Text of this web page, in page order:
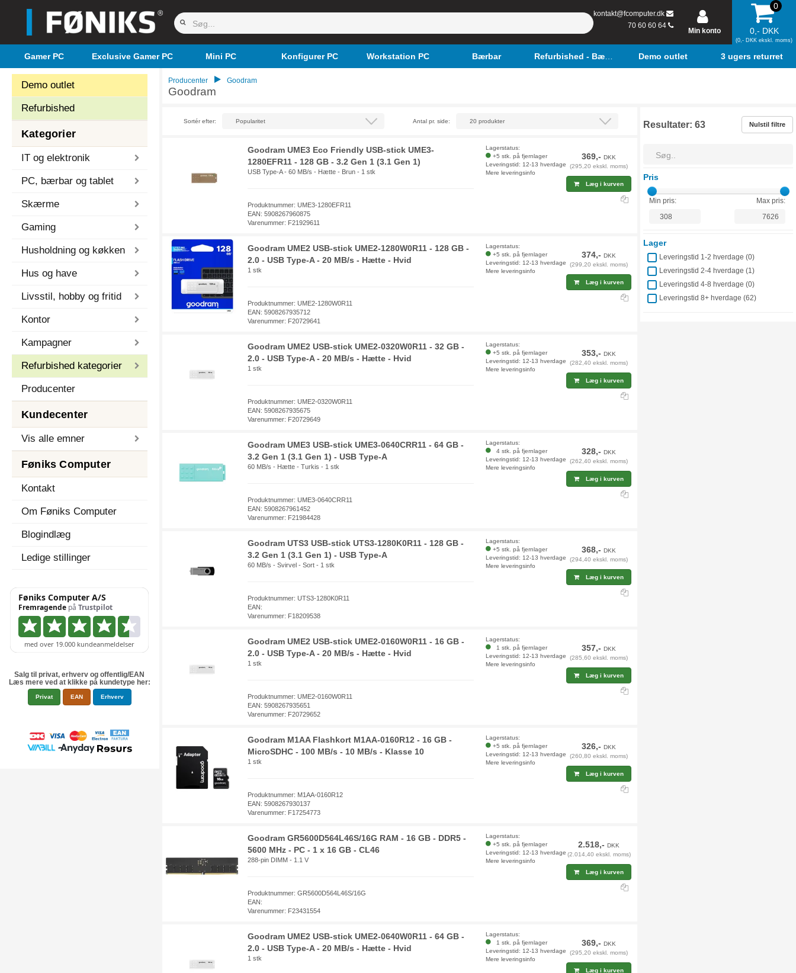
kontakt@fcomputer.dk
70 60 60 64
Min konto
0
0,- DKK
(0,- DKK ekskl. moms)
Gamer PC Exclusive Gamer PC Mini PC Konfigurer PC Workstation PC Bærbar Refurbished - Bærbar Demo outlet 3 ugers returret
Demo outlet
Refurbished
Kategorier
IT og elektronik
PC, bærbar og tablet
Skærme
Gaming
Husholdning og køkken
Hus og have
Livsstil, hobby og fritid
Kontor
Kampagner
Refurbished kategorier
Producenter
Kundecenter
Vis alle emner
Føniks Computer
Kontakt
Om Føniks Computer
Blogindlæg
Ledige stillinger
Salg til privat, erhverv og offentlig/EAN
Læs mere ved at klikke på kundetype her:
Privat EAN Erhverv
Producenter Goodram
Goodram
Resultater:63 Nulstil filtre
Pris
Min pris: Max pris:
Lager
Leveringstid 1-2 hverdage (0)
Leveringstid 2-4 hverdage (1)
Leveringstid 4-8 hverdage (0)
Leveringstid 8+ hverdage (62)
Sortér efter: Antal pr. side:
Goodram UME3 Eco Friendly USB-stick UME3-
1280EFR11 - 128 GB - 3.2 Gen 1 (3.1 Gen 1)
USB Type-A - 60 MB/s - Hætte - Brun - 1 stk
Produktnummer: UME3-1280EFR11
EAN: 5908267960875
Varenummer: F21929611
Lagerstatus:
+5 stk. på fjernlager
Leveringstid: 12-13 hverdage
Mere leveringsinfo
369,-DKK
(295,20 ekskl. moms)
Læg i kurven
Goodram UME2 USB-stick UME2-1280W0R11 - 128 GB -
2.0 - USB Type-A - 20 MB/s - Hætte - Hvid
1 stk
Produktnummer: UME2-1280W0R11
EAN: 5908267935712
Varenummer: F20729641
Lagerstatus:
+5 stk. på fjernlager
Leveringstid: 12-13 hverdage
Mere leveringsinfo
374,-DKK
(299,20 ekskl. moms)
Læg i kurven
Goodram UME2 USB-stick UME2-0320W0R11 - 32 GB -
2.0 - USB Type-A - 20 MB/s - Hætte - Hvid
1 stk
Produktnummer: UME2-0320W0R11
EAN: 5908267935675
Varenummer: F20729649
Lagerstatus:
+5 stk. på fjernlager
Leveringstid: 12-13 hverdage
Mere leveringsinfo
353,-DKK
(282,40 ekskl. moms)
Læg i kurven
Goodram UME3 USB-stick UME3-0640CRR11 - 64 GB -
3.2 Gen 1 (3.1 Gen 1) - USB Type-A
60 MB/s - Hætte - Turkis - 1 stk
Produktnummer: UME3-0640CRR11
EAN: 5908267961452
Varenummer: F21984428
Lagerstatus:
4 stk. på fjernlager
Leveringstid: 12-13 hverdage
Mere leveringsinfo
328,-DKK
(262,40 ekskl. moms)
Læg i kurven
Goodram UTS3 USB-stick UTS3-1280K0R11 - 128 GB -
3.2 Gen 1 (3.1 Gen 1) - USB Type-A
60 MB/s - Svirvel - Sort - 1 stk
Produktnummer: UTS3-1280K0R11
EAN:
Varenummer: F18209538
Lagerstatus:
+5 stk. på fjernlager
Leveringstid: 12-13 hverdage
Mere leveringsinfo
368,-DKK
(294,40 ekskl. moms)
Læg i kurven
Goodram UME2 USB-stick UME2-0160W0R11 - 16 GB -
2.0 - USB Type-A - 20 MB/s - Hætte - Hvid
1 stk
Produktnummer: UME2-0160W0R11
EAN: 5908267935651
Varenummer: F20729652
Lagerstatus:
1 stk. på fjernlager
Leveringstid: 12-13 hverdage
Mere leveringsinfo
357,-DKK
(285,60 ekskl. moms)
Læg i kurven
Goodram M1AA Flashkort M1AA-0160R12 - 16 GB -
MicroSDHC - 100 MB/s - 10 MB/s - Klasse 10
1 stk
Produktnummer: M1AA-0160R12
EAN: 5908267930137
Varenummer: F17254773
Lagerstatus:
+5 stk. på fjernlager
Leveringstid: 12-13 hverdage
Mere leveringsinfo
326,-DKK
(260,80 ekskl. moms)
Læg i kurven
Goodram GR5600D564L46S/16G RAM - 16 GB - DDR5 -
5600 MHz - PC - 1 x 16 GB - CL46
288-pin DIMM - 1.1 V
Produktnummer: GR5600D564L46S/16G
EAN:
Varenummer: F23431554
Lagerstatus:
+5 stk. på fjernlager
Leveringstid: 12-13 hverdage
Mere leveringsinfo
2.518,-DKK
(2.014,40 ekskl. moms)
Læg i kurven
Goodram UME2 USB-stick UME2-0640W0R11 - 64 GB -
2.0 - USB Type-A - 20 MB/s - Hætte - Hvid
1 stk
Lagerstatus:
1 stk. på fjernlager
Leveringstid: 12-13 hverdage
Mere leveringsinfo
369,-DKK
(295,20 ekskl. moms)
Læg i kurven